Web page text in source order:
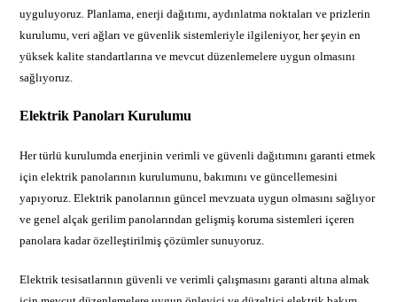
uyguluyoruz. Planlama, enerji dağıtımı, aydınlatma noktaları ve prizlerin
kurulumu, veri ağları ve güvenlik sistemleriyle ilgileniyor, her şeyin en
yüksek kalite standartlarına ve mevcut düzenlemelere uygun olmasını
sağlıyoruz.
Elektrik Panoları Kurulumu
Her türlü kurulumda enerjinin verimli ve güvenli dağıtımını garanti etmek
için elektrik panolarının kurulumunu, bakımını ve güncellemesini
yapıyoruz. Elektrik panolarının güncel mevzuata uygun olmasını sağlıyor
ve genel alçak gerilim panolarından gelişmiş koruma sistemleri içeren
panolara kadar özelleştirilmiş çözümler sunuyoruz.
Elektrik tesisatlarının güvenli ve verimli çalışmasını garanti altına almak